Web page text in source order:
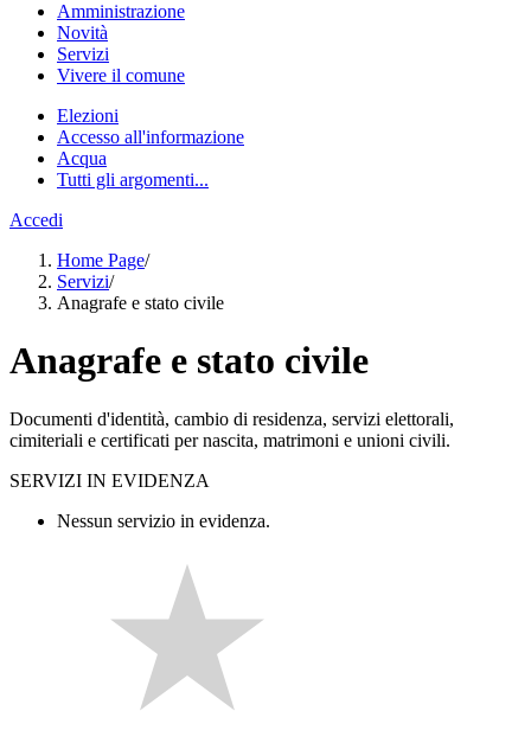
Amministrazione
Novità
Servizi
Vivere il comune
Elezioni
Accesso all'informazione
Acqua
Tutti gli argomenti...
Accedi
Home Page/
Servizi/
Anagrafe e stato civile
Anagrafe e stato civile
Documenti d'identità, cambio di residenza, servizi elettorali,
cimiteriali e certificati per nascita, matrimoni e unioni civili.
SERVIZI IN EVIDENZA
Nessun servizio in evidenza.